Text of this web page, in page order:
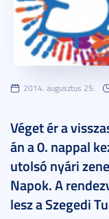
2014. augusztus 25.
Véget ér a
án a 0. nappal
utolsó nyári
Napok. A
lesz a Szegedi